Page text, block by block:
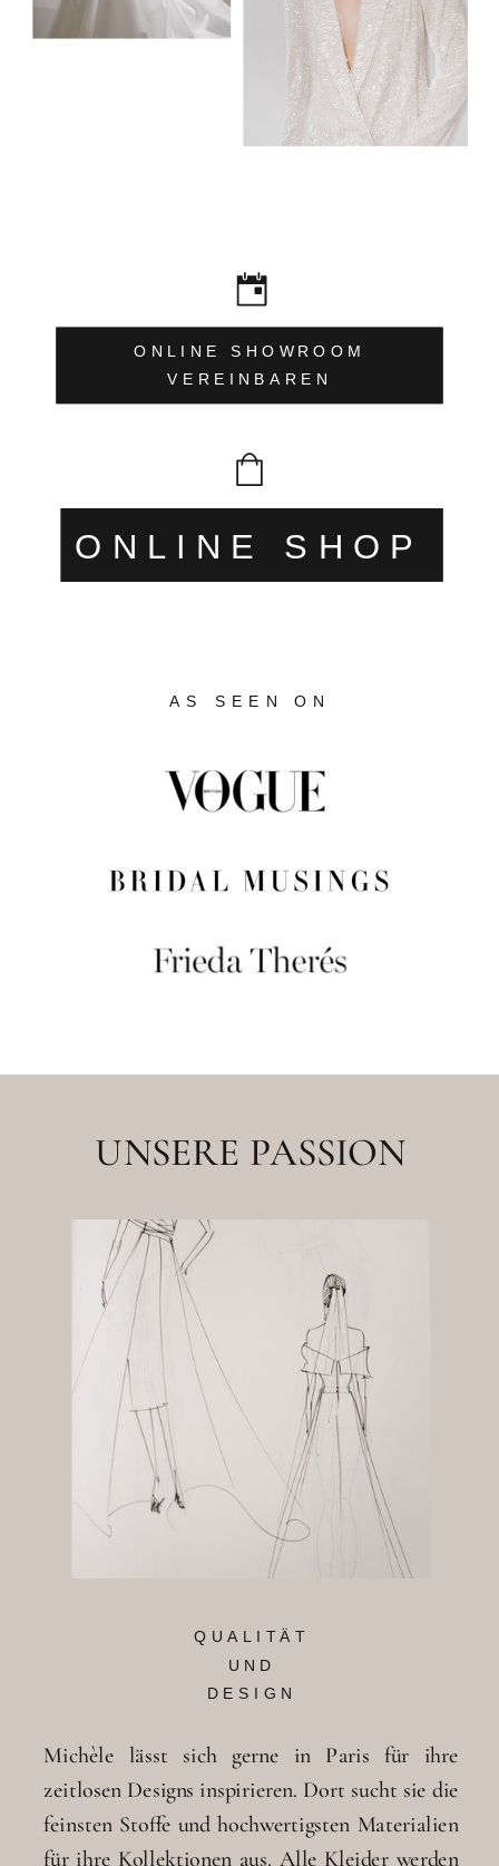
ONLINE SHOWROOM
VEREINBAREN
ONLINE SHOP
AS SEEN ON
QUALITÄT
UND
DESIGN
Michèle lässt sich gerne in Paris für ihre
zeitlosen Designs inspirieren. Dort sucht sie die
feinsten Stoffe und hochwertigsten Materialien
für ihre Kollektionen aus. Alle Kleider werden
UNSERE PASSION